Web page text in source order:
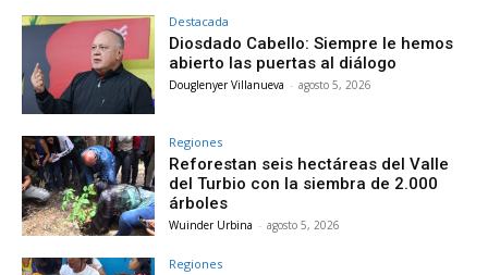
Destacada
Diosdado Cabello: Siempre le hemos
abierto las puertas al diálogo
Douglenyer Villanueva - agosto 5, 2026
Regiones
Reforestan seis hectáreas del Valle
del Turbio con la siembra de 2.000
árboles
Wuinder Urbina - agosto 5, 2026
Regiones